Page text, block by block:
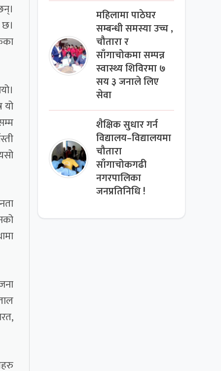
यो
महिलामा पाठेघर
सम्बन्धी समस्या उच्च ,
चौतारा र
साँगाचोकमा सम्पन्न
स्वास्थ्य शिविरमा ७
सय ३ जनाले लिए
सेवा
शैक्षिक सुधार गर्न
विद्यालय–विद्यालयमा
चौतारा
साँगाचोकगढी
नगरपालिका
जनप्रतिनिधि !